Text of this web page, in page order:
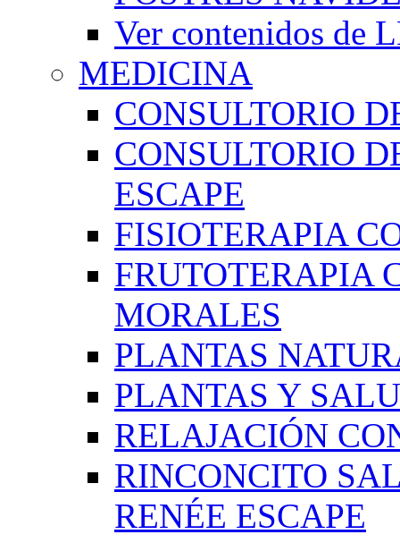
Ver contenidos de
MEDICINA
CONSULTORIO
CONSULTORIO
ESCAPE
FISIOTERAPIA
FRUTOTERAPIA
MORALES
PLANTAS
PLANTAS Y
RELAJACIÓN
RINCONCITO
RENÉE ESCAPE